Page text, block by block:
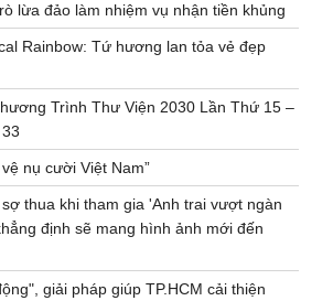
lừa đảo làm nhiệm vụ nhận tiền khủng
Rainbow: Tứ hương lan tỏa vẻ đẹp
Trình Thư Viện 2030 Lần Thứ 15 –
nụ cười Việt Nam”
thua khi tham gia 'Anh trai vượt ngàn
định sẽ mang hình ảnh mới đến
giải pháp giúp TP.HCM cải thiện